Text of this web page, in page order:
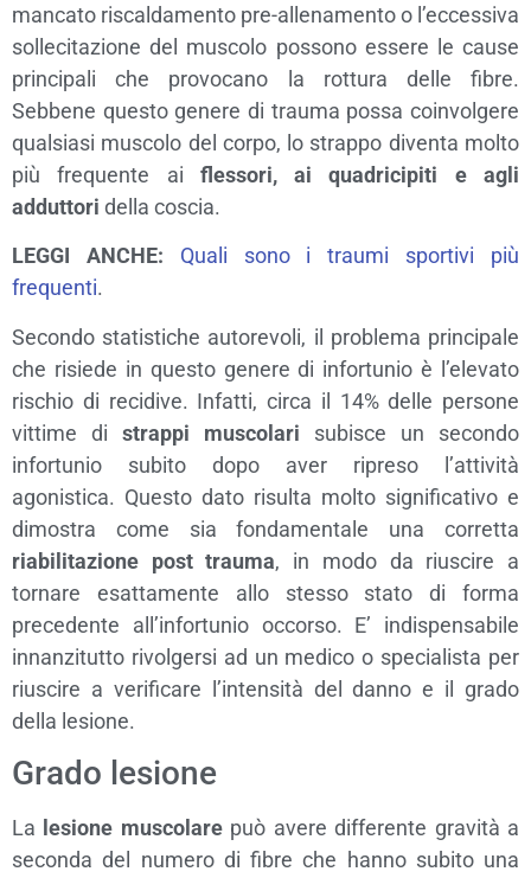
mancato riscaldamento pre-allenamento o l’eccessiva
sollecitazione del muscolo possono essere le cause
principali che provocano la rottura delle fibre.
Sebbene questo genere di trauma possa coinvolgere
qualsiasi muscolo del corpo, lo strappo diventa molto
più frequente ai flessori, ai quadricipiti e agli
adduttori della coscia.
LEGGI ANCHE:
Quali sono i traumi sportivi più
frequenti.
Secondo statistiche autorevoli, il problema principale
che risiede in questo genere di infortunio è l’elevato
rischio di recidive. Infatti, circa il 14% delle persone
vittime di strappi muscolari subisce un secondo
infortunio subito dopo aver ripreso l’attività
agonistica. Questo dato risulta molto significativo e
dimostra come sia fondamentale una corretta
riabilitazione post trauma, in modo da riuscire a
tornare esattamente allo stesso stato di forma
precedente all’infortunio occorso. E’ indispensabile
innanzitutto rivolgersi ad un medico o specialista per
riuscire a verificare l’intensità del danno e il grado
della lesione.
Grado lesione
La lesione muscolarepuò avere differente gravità a
seconda del numero di fibre che hanno subito una